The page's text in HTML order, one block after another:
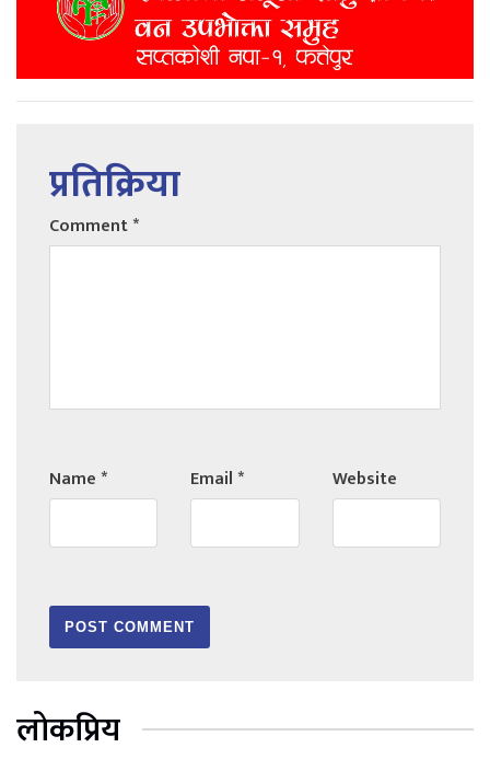
प्रतिक्रिया
Comment*
Name* Email* Website
लोकप्रिय